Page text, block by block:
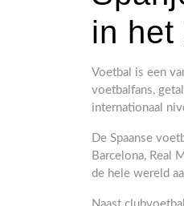
in het
Voetbal is een
voetbalfans,
internationaal
De Spaanse
Barcelona, Real
de hele wereld